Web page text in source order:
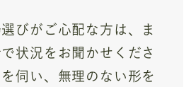
びがご心配な方は、ま
状況をお聞かせくださ
伺い、無理のない形を